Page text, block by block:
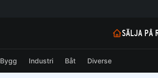
SÄLJA PÅ
Bygg Industri Båt Diverse